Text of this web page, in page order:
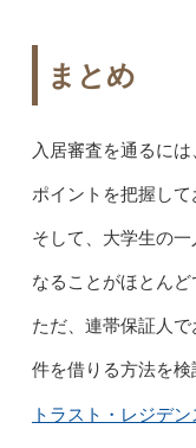
まとめ
入居審査を通るに
ポイントを把握して
そして、大学生の
なることがほとんど
ただ、連帯保証人
件を借りる方法を検
トラスト・レジデ